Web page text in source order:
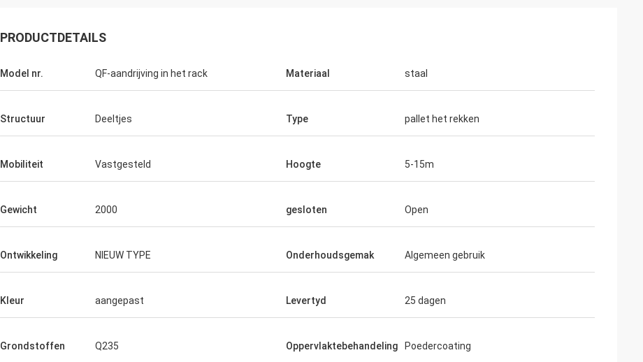
PRODUCTDETAILS
Model nr. QF-aandrijving in het rack Materiaal staal
Structuur Deeltjes Type pallet het rekken
Mobiliteit Vastgesteld Hoogte 5-15m
Gewicht 2000 gesloten Open
Ontwikkeling NIEUW TYPE Onderhoudsgemak Algemeen gebruik
Kleur aangepast Levertyd 25 dagen
Grondstoffen Q235 Oppervlaktebehandeling Poedercoating